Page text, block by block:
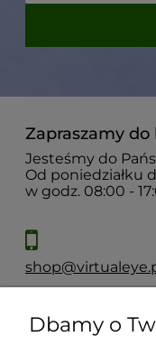
Zapraszamy
Jesteśmy do
Od poniedziałku
w godz. 08:00 -
Moje konto
Dbamy o